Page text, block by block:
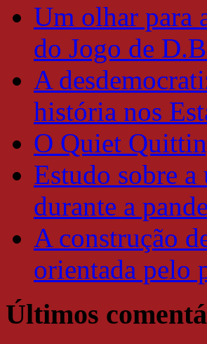
Um olhar para
do Jogo de
A
história nos
O Quiet
Estudo sobre
durante a
A construção
orientada pelo
Últimos